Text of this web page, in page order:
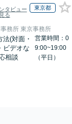
タビュー
る
東京都
務所 東京事務所
法(対面・
ビデオな
相談
営業時間：0
9:00~19:00
（平日）